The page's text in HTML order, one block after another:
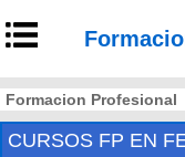
Formacion Profesional
CURSOS FP EN